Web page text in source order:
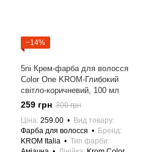
−14%
5ni Крем-фарба для волосся
Color One KROM-Глибокий
світло-коричневий, 100 мл
259 грн 300 грн
Ціна 259.00
Вид товару
Фарба для волосся
Бренд
KROM Italia
Тип фарби